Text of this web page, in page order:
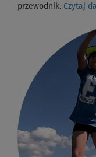
przewodnik. Czytaj